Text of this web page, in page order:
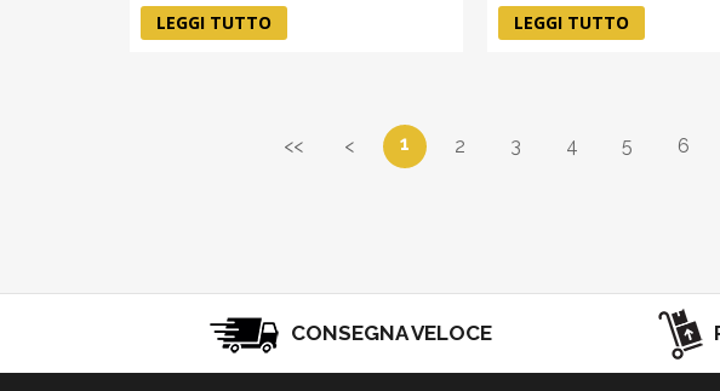
LEGGI TUTTO LEGGI TUTTO
<< < 1 2 3 4 5 6
CONSEGNA VELOCE